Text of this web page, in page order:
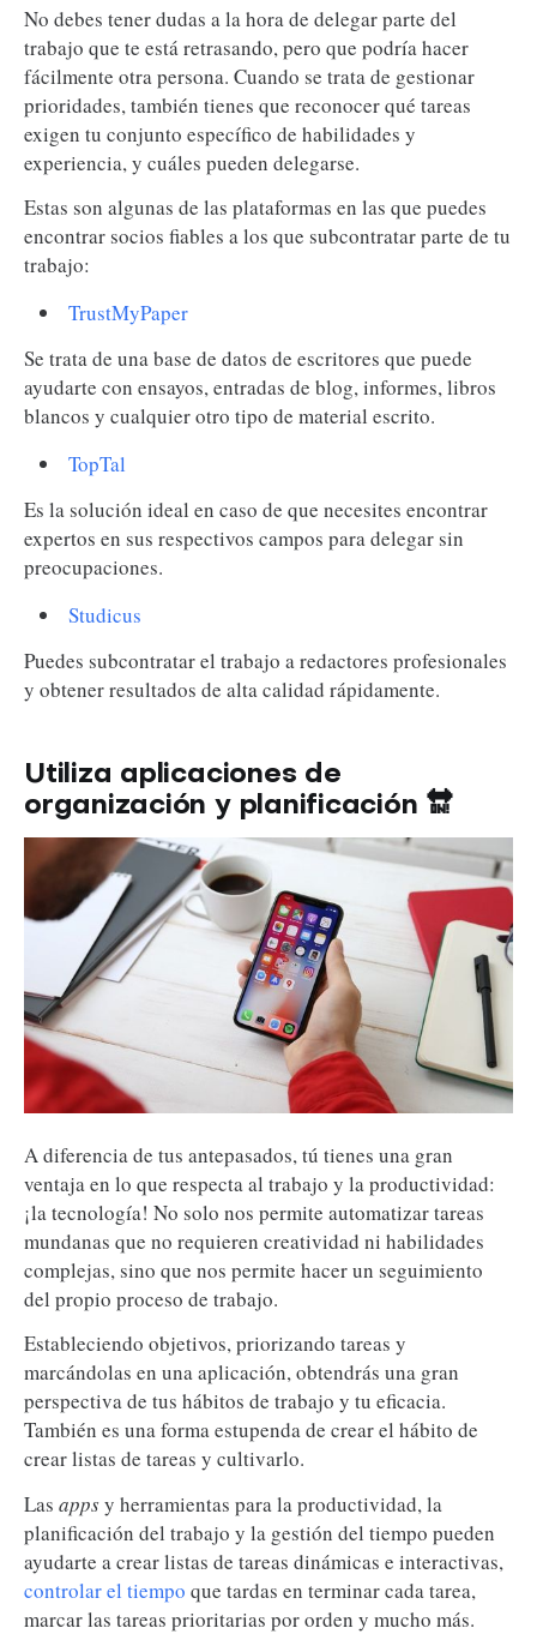
No debes tener dudas a la hora de delegar parte del
trabajo que te está retrasando, pero que podría hacer
fácilmente otra persona. Cuando se trata de gestionar
prioridades, también tienes que reconocer qué tareas
exigen tu conjunto específico de habilidades y
experiencia, y cuáles pueden delegarse.
Estas son algunas de las plataformas en las que puedes
encontrar socios fiables a los que subcontratar parte de tu
trabajo:
TrustMyPaper
Se trata de una base de datos de escritores que puede
ayudarte con ensayos, entradas de blog, informes, libros
blancos y cualquier otro tipo de material escrito.
TopTal
Es la solución ideal en caso de que necesites encontrar
expertos en sus respectivos campos para delegar sin
preocupaciones.
Studicus
Puedes subcontratar el trabajo a redactores profesionales
y obtener resultados de alta calidad rápidamente.
Utiliza aplicaciones de
organización y planificación 🔛
A diferencia de tus antepasados, tú tienes una gran
ventaja en lo que respecta al trabajo y la productividad:
¡la tecnología! No solo nos permite automatizar tareas
mundanas que no requieren creatividad ni habilidades
complejas, sino que nos permite hacer un seguimiento
del propio proceso de trabajo.
Estableciendo objetivos, priorizando tareas y
marcándolas en una aplicación, obtendrás una gran
perspectiva de tus hábitos de trabajo y tu eficacia.
También es una forma estupenda de crear el hábito de
crear listas de tareas y cultivarlo.
Las appsy herramientas para la productividad, la
planificación del trabajo y la gestión del tiempo pueden
ayudarte a crear listas de tareas dinámicas e interactivas,
controlar el tiempo que tardas en terminar cada tarea,
marcar las tareas prioritarias por orden y mucho más.